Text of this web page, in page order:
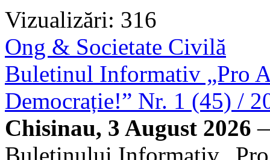
Vizualizări: 316
Ong & Societate Civilă
Buletinul Informativ „Pro
Democrație!” Nr. 1 (45) /
Chisinau, 3 August 2026
Buletinului Informativ